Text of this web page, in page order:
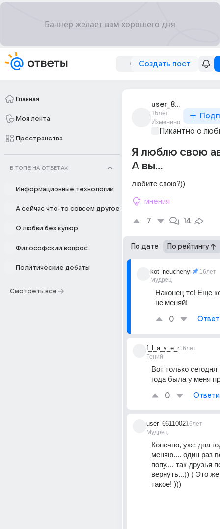
Создать пост
Главная
Моя лента
Пространства
В ТОПЕ НА ОТВЕТАХ
Информационные технологии
А сейчас что-то совсем другое
О любви без купюр
Философский вопрос
Политические дебаты
Смотреть все
user_8939245
16лет
Изменено
Пикантно о
Я люблю свою
А вы...
любите свою?))
мнения
7 14
По дате По рейтингу
kot_neuchenyi
Мудрец
16лет
Наконец то! Еще
не меняй!
0
f_l_a_y_e_r
Гений
16лет
Вот только
года была у меня
0
user_6611002
Мудрец
16лет
Конечно, уже два
меняю.... один раз
попу.... так друзья
вернуть...)) ) Это
такое! )))